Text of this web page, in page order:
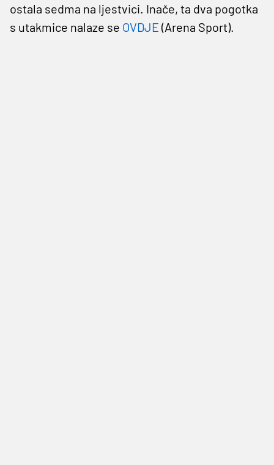
ostala sedma na ljestvici. Inače, ta dva pogotka
s utakmice nalaze se OVDJE (Arena Sport).